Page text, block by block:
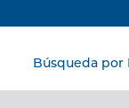
Búsqueda por